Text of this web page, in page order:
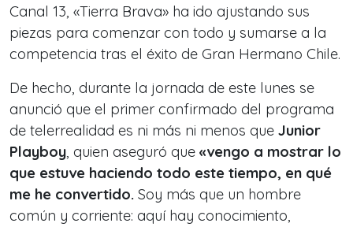
Canal 13, «Tierra Brava» ha ido ajustando sus
piezas para comenzar con todo y sumarse a la
competencia tras el éxito de Gran Hermano Chile.
De hecho, durante la jornada de este lunes se
anunció que el primer confirmado del programa
de telerrealidad es ni más ni menos que Junior
Playboy, quien aseguró que «vengo a mostrar lo
que estuve haciendo todo este tiempo, en qué
me he convertido. Soy más que un hombre
común y corriente: aquí hay conocimiento,